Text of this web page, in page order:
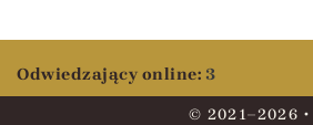
Odwiedzający online: 3
© 2021–2026